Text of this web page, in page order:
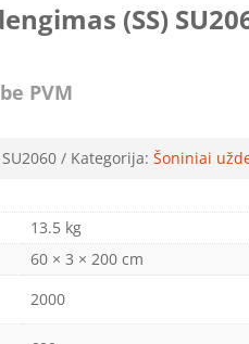
(SS)
PVM
SU2060 Kategorija: Šoniniai
13.5 kg
60 × 3 × 200 cm
2000